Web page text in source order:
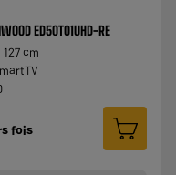
ED50T01UHD-RE
cm
fois